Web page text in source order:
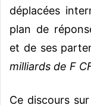
déplacées
plan de
et de ses
milliards de F
Ce discours